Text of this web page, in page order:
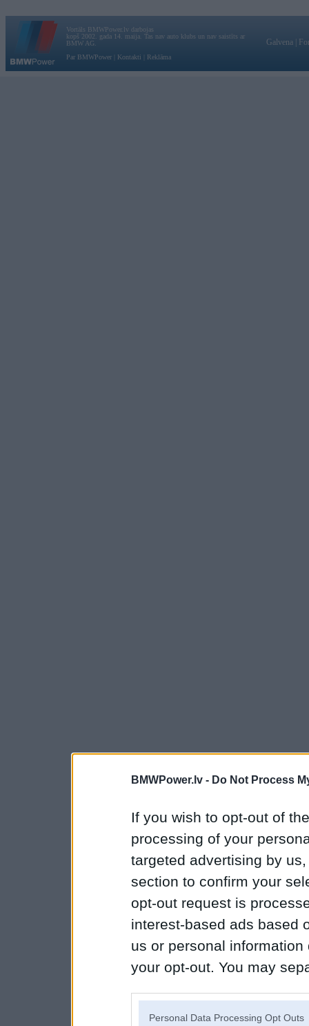
BMWPower.lv - Do Not Process
If you wish to opt-out of
processing of your
targeted advertising by
section to confirm your
opt-out request is
interest-based ads based
us or personal
your opt-out. You may
Personal Data Processing Opt Outs
Vortāls BMWPower.lv darbojas
kopš 2002. gada 14. maija. Tas nav auto klubs un nav saistīts ar
BMW AG.
Par BMWPower
Kontakti Reklāma
Galvena